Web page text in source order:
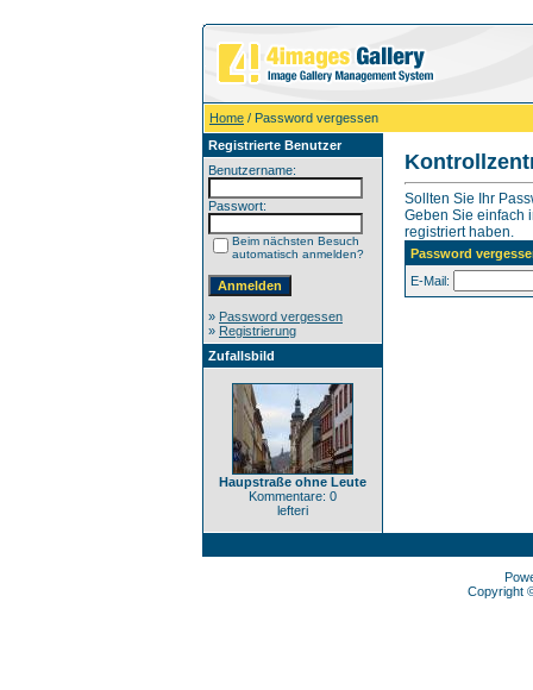
Home / Password vergessen
Registrierte Benutzer
Benutzername:
Passwort:
Beim nächsten Besuch
automatisch anmelden?
» Password vergessen
» Registrierung
Zufallsbild
Haupstraße ohne Leute
Kommentare: 0
lefteri
Sollten Sie Ihr
Geben Sie einfach
registriert haben.
Password
E-Mail:
Copyright